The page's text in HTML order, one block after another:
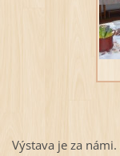
Výstava je za